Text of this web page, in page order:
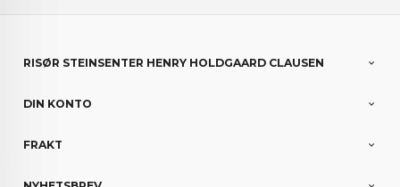
RISØR STEINSENTER HENRY HOLDGAARD CLAUSEN
DIN KONTO
FRAKT